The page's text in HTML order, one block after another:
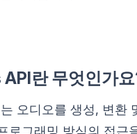
란 무엇인가
는 오디오를 생성, 변환
로그래밍 방식의 접근